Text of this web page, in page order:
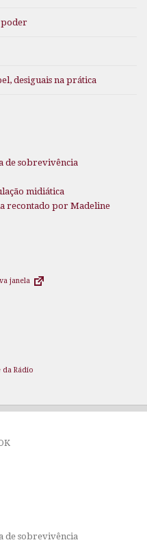
poder
desiguais na prática
de sobrevivência
midiática
recontado por Madeline
janela
da Rádio
de sobrevivência